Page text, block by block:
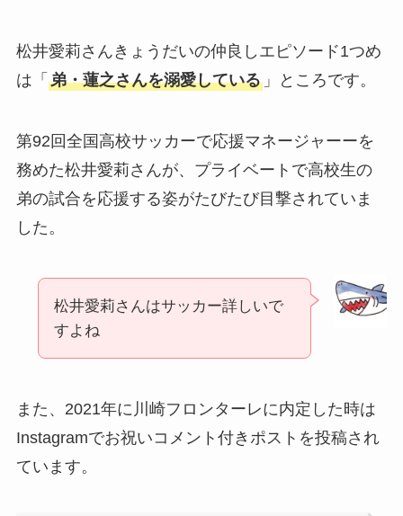
松井愛莉さんきょうだいの仲良しエピソード1つめ
は「 弟・蓮之さんを溺愛している」ところです。
第92回全国高校サッカーで応援マネージャーーを
務めた松井愛莉さんが、プライベートで高校生の
弟の試合を応援する姿がたびたび目撃されていま
した。
松井愛莉さんはサッカー詳しいで
すよね
また、2021年に川崎フロンターレに内定した時は
Instagramでお祝いコメント付きポストを投稿され
ています。